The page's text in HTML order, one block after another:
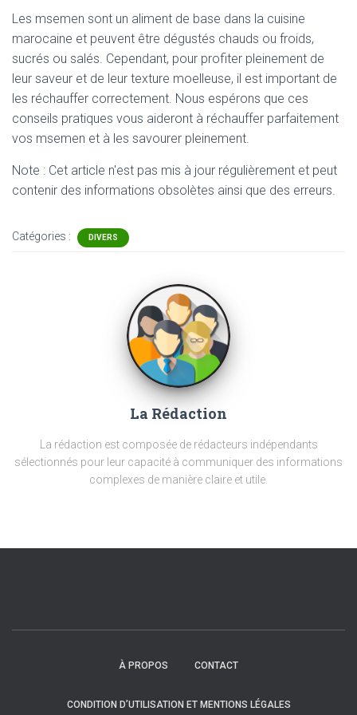
Les msemen sont un aliment de base dans la cuisine
marocaine et peuvent être dégustés chauds ou froids,
sucrés ou salés. Cependant, pour profiter pleinement de
leur saveur et de leur texture moelleuse, il est important de
les réchauffer correctement. Nous espérons que ces
conseils pratiques vous aideront à réchauffer parfaitement
vos msemen et à les savourer pleinement.
Note : Cet article n'est pas mis à jour régulièrement et peut
contenir des informations obsolètes ainsi que des erreurs.
Catégories : DIVERS
La Rédaction
La rédaction est composée de rédacteurs indépendants
sélectionnés pour leur capacité à communiquer des informations
complexes de manière claire et utile.
À PROPOS CONTACT
CONDITION D’UTILISATION ET MENTIONS LÉGALES